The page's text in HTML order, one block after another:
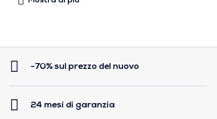
-70% sul prezzo del nuovo
24 mesi di garanzia